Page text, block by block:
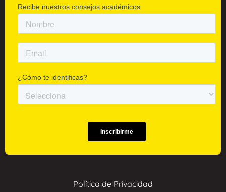
Política de Privacidad